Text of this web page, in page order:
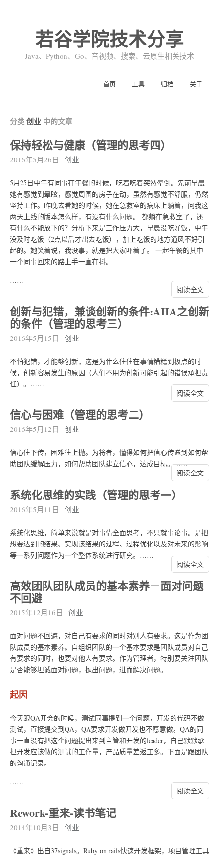
若谷学院技术分享
Java、Python、Go、音视频、搜索、云原生相关技术
首页 工具 归档 关于
分类创业 中的文章
保持轻松与健康（管理的思考四）
2016年5月26日 | 创业
5月25日中午有同事在午餐的时候，吃着吃着突然晕倒。先前早晨
她有感觉到晕眩，感觉周围的房子在动，虽然有感觉不舒服，仍然
坚持工作。昨晚去看她的时候，她在急救室的病床上躺着，问我这
两天上线的版本怎么样，有没有什么问题。 都躺在急救室了，还
有什么不能放下的？分析下来是工作压力大，早晨没吃好饭，中午
没及时吃饭（2点以后才出去吃饭），加上吃饭的地方通风不好引
起的。她笑着说，我没事，就是把大家吓着了。 一起午餐的其中
一个同事回来的路上手一直在抖。
……
阅读全文
创新与犯错，兼谈创新的条件:AHA之创新
的条件（管理的思考三）
2016年5月15日 | 创业
不怕犯错，才能够创新；这是为什么往往在事情糟糕到极点的时
候，创新容易发生的原因（人们不用为创新可能引起的错误承担责
任）。……
阅读全文
信心与困难（管理的思考二）
2016年5月12日 | 创业
信心往下传，困难往上抛。为将者，懂得如何把信心传递到如何帮
助团队缓解压力，如何帮助团队建立信心，达成目标。……
阅读全文
系统化思维的实践（管理的思考一）
2016年5月11日 | 创业
系统化思维，简单来说就是对事情全面思考，不只就事论事。是把
想要达到的结果、实现该结果的过程、过程优化以及对未来的影响
等一系列问题作为一个整体系统进行研究。……
阅读全文
高效团队团队成员的基本素养－面对问题
不回避
2015年12月16日 | 创业
面对问题不回避，对自己有要求的同时对别人有要求。这是作为团
队成员的基本素养。自组织团队的一个基本要求是团队成员对自己
有要求的同时，也要对他人有要求。作为管理者，特别要关注团队
是否能够坦诚面对问题，抛出问题，进而解决问题。
起因
今天跟QA开会的时候，测试同事提到一个问题，开发的代码不做
测试，直接提交到QA，QA要求开发做开发也不愿意做。QA的同
事一直没有把这个问题提出来到主管和开发的leader，自己默默承
担开发应该做的测试的工作量，产品质量差返工多。下面是跟团队
的沟通记录。
……
阅读全文
Rework-重来-读书笔记
2014年10月3日 | 创业
《重来》出自37signals。Ruby on rails快速开发框架，项目管理工具